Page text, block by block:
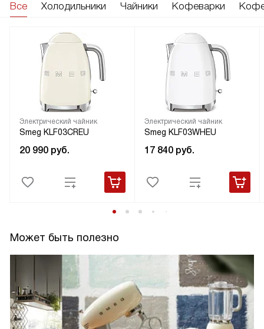
Все Холодильники Чайники Кофеварки
Электрический чайник
Smeg KLF03CREU
20 990 руб.
Электрический чайник
Smeg KLF03WHEU
17 840 руб.
Может быть полезно